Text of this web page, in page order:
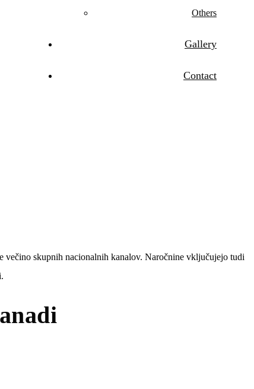
Others
Gallery
Contact
skupnih nacionalnih kanalov. Naročnine vključujejo tudi